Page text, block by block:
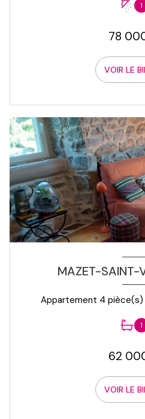
1
78
VOIR LE
MAZET-
1
62
VOIR LE